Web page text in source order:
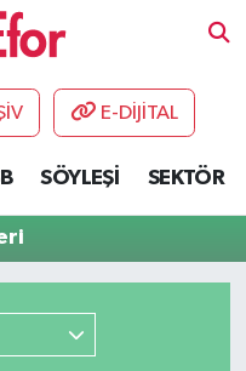
E-DİJİTAL
SÖYLEŞİ SEKTÖR